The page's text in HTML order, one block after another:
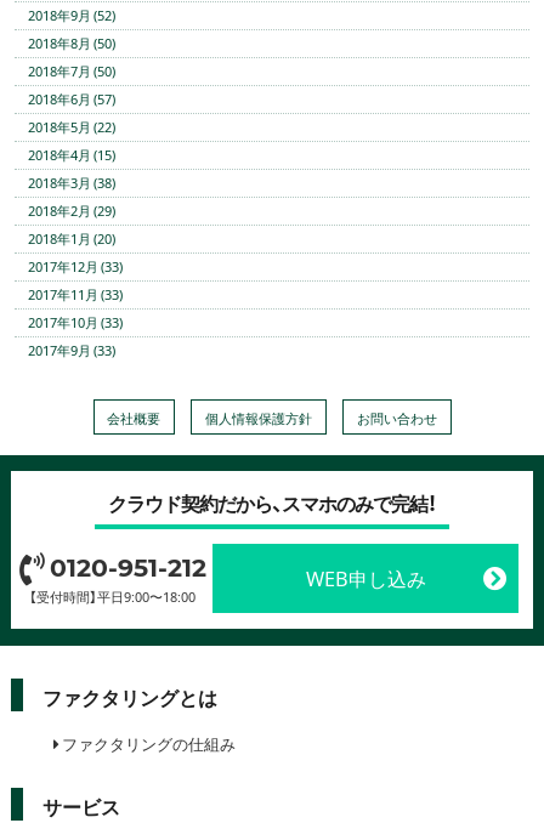
2018年9月 (52)
2018年8月 (50)
2018年7月 (50)
2018年6月 (57)
2018年5月 (22)
2018年4月 (15)
2018年3月 (38)
2018年2月 (29)
2018年1月 (20)
2017年12月 (33)
2017年11月 (33)
2017年10月 (33)
2017年9月 (33)
会社概要 個人情報保護方針 お問い合わせ
クラウド契約だから、スマホのみで完結！
0120-951-212
【受付時間】平日9:00〜18:00
WEB申し込み
ファクタリングとは
ファクタリングの仕組み
サービス